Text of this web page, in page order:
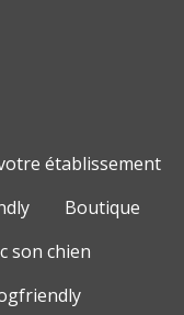
établissement
Boutique
son chien